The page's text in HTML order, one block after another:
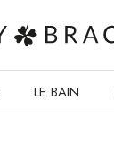
LE BAIN